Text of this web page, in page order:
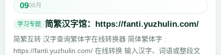
0908月
学习专题 简繁汉字馆：https://fanti.yuzhulin.com/
简繁互转 汉字查询繁体字在线转换器 简体繁体字 :
https://fanti.yuzhulin.com/ 在线转换 输入汉字、词语或整段文